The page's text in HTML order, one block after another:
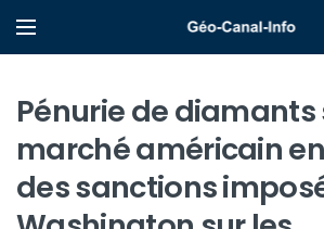
Pénurie de diamants
marché américain
des sanctions